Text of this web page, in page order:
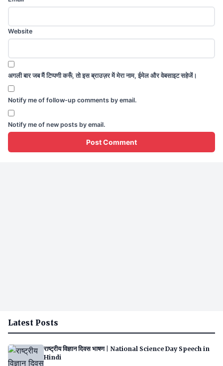
Website
अगली बार जब मैं टिप्पणी करूँ, तो इस ब्राउज़र में मेरा नाम, ईमेल और वेबसाइट सहेजें।
Notify me of follow-up comments by email.
Notify me of new posts by email.
Latest Posts
राष्ट्रीय विज्ञान दिवस भाषण | National Science Day Speech in
Hindi